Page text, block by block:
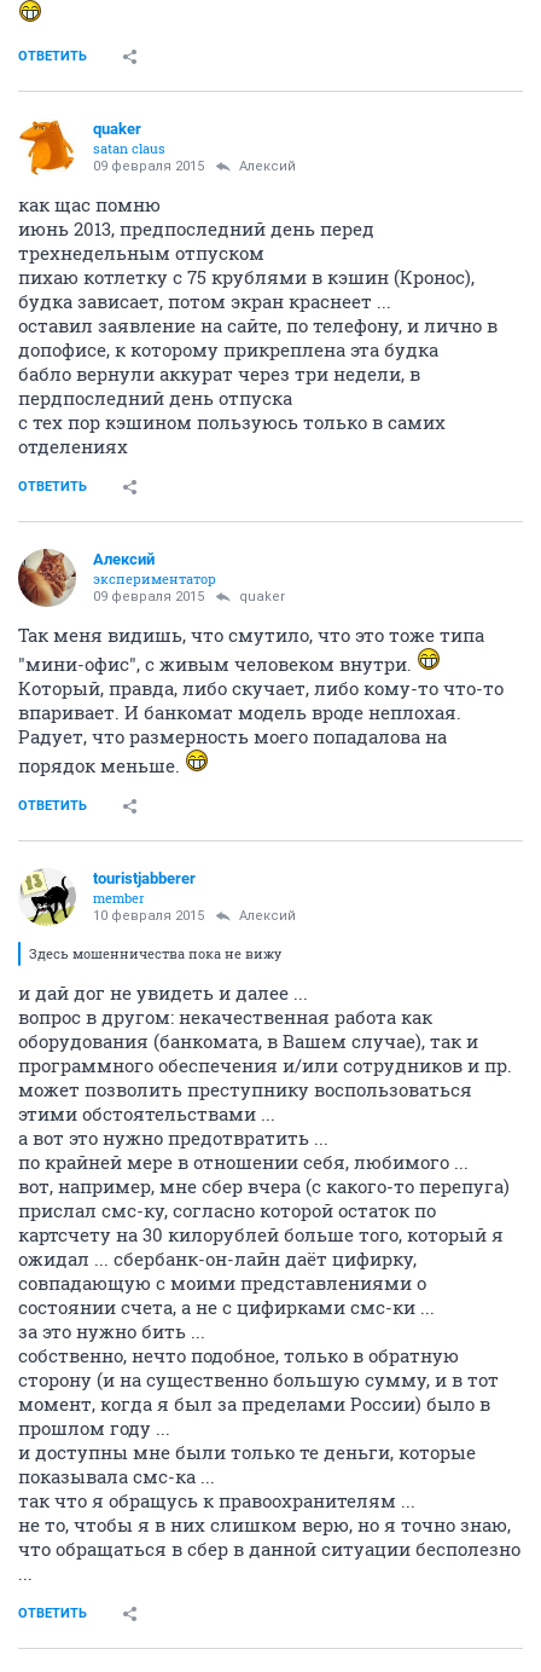
ОТВЕТИТЬ
quaker
satan claus
09 февраля 2015 Алексий
как щас помню
июнь 2013, предпоследний день перед
трехнедельным отпуском
пихаю котлетку с 75 крублями в кэшин (Кронос),
будка зависает, потом экран краснеет ...
оставил заявление на сайте, по телефону, и лично в
допофисе, к которому прикреплена эта будка
бабло вернули аккурат через три недели, в
пердпоследний день отпуска
с тех пор кэшином пользуюсь только в самих
отделениях
ОТВЕТИТЬ
Алексий
экспериментатор
09 февраля 2015 quaker
Так меня видишь, что смутило, что это тоже типа
"мини-офис", с живым человеком внутри.
Который, правда, либо скучает, либо кому-то что-то
впаривает. И банкомат модель вроде неплохая.
Радует, что размерность моего попадалова на
порядок меньше.
ОТВЕТИТЬ
touristjabberer
member
10 февраля 2015 Алексий
Здесь мошенничества пока не вижу
и дай дог не увидеть и далее ...
вопрос в другом: некачественная работа как
оборудования (банкомата, в Вашем случае), так и
программного обеспечения и/или сотрудников и пр.
может позволить преступнику воспользоваться
этими обстоятельствами ...
а вот это нужно предотвратить ...
по крайней мере в отношении себя, любимого ...
вот, например, мне сбер вчера (с какого-то перепуга)
прислал смс-ку, согласно которой остаток по
картсчету на 30 килорублей больше того, который я
ожидал ... сбербанк-он-лайн даёт цифирку,
совпадающую с моими представлениями о
состоянии счета, а не с цифирками смс-ки ...
за это нужно бить ...
собственно, нечто подобное, только в обратную
сторону (и на существенно большую сумму, и в тот
момент, когда я был за пределами России) было в
прошлом году ...
и доступны мне были только те деньги, которые
показывала смс-ка ...
так что я обращусь к правоохранителям ...
не то, чтобы я в них слишком верю, но я точно знаю,
что обращаться в сбер в данной ситуации бесполезно
...
ОТВЕТИТЬ